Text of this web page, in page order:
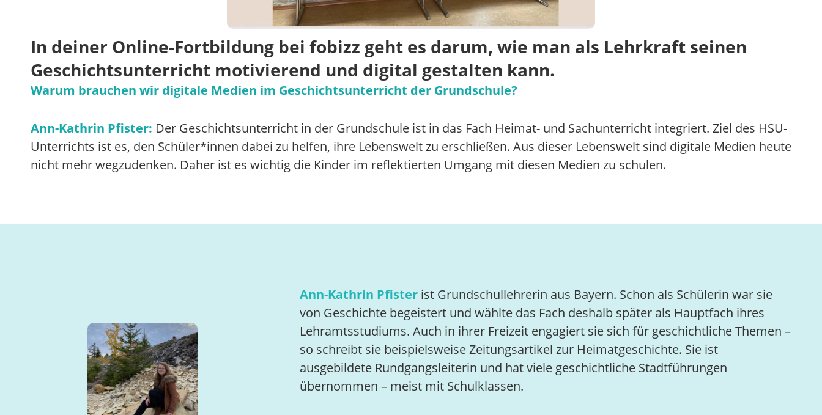
In deiner Online-Fortbildung bei fobizz geht es darum, wie man als Lehrkraft seinen
Geschichtsunterricht motivierend und digital gestalten kann.
Warum brauchen wir digitale Medien im Geschichtsunterricht der Grundschule?
Ann-Kathrin Pfister: Der Geschichtsunterricht in der Grundschule ist in das Fach Heimat- und Sachunterricht integriert. Ziel des HSU-
Unterrichts ist es, den Schüler*innen dabei zu helfen, ihre Lebenswelt zu erschließen. Aus dieser Lebenswelt sind digitale Medien heute
nicht mehr wegzudenken. Daher ist es wichtig die Kinder im reflektierten Umgang mit diesen Medien zu schulen.
Ann-Kathrin Pfister ist Grundschullehrerin aus Bayern. Schon als Schülerin war sie
von Geschichte begeistert und wählte das Fach deshalb später als Hauptfach ihres
Lehramtsstudiums. Auch in ihrer Freizeit engagiert sie sich für geschichtliche Themen –
so schreibt sie beispielsweise Zeitungsartikel zur Heimatgeschichte. Sie ist
ausgebildete Rundgangsleiterin und hat viele geschichtliche Stadtführungen
übernommen – meist mit Schulklassen.